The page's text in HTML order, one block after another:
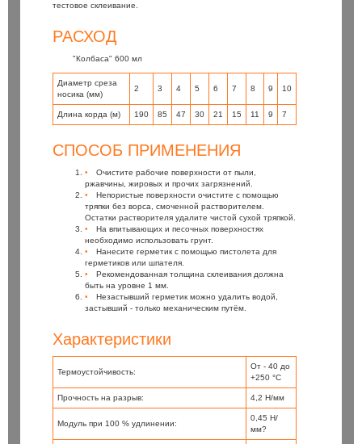
тестовое склеивание.
РАСХОД
"Колбаса" 600 мл
Диаметр среза
носика (мм)
2 3 4 5 6 7 8 9 10
Длина корда (м) 190 85 47 30 21 15 11 9 7
СПОСОБ ПРИМЕНЕНИЯ
Очистите рабочие поверхности от пыли,
ржавчины, жировых и прочих загрязнений.
Непористые поверхности очистите с помощью
тряпки без ворса, смоченной растворителем.
Остатки растворителя удалите чистой сухой тряпкой.
На впитывающих и песочных поверхностях
необходимо использовать грунт.
Нанесите герметик с помощью пистолета для
герметиков или шпателя.
Рекомендованная толщина склеивания должна
быть на уровне 1 мм.
Незастывший герметик можно удалить водой,
застывший - только механическим путём.
Характеристики
Термоустойчивость:
От - 40 до
+250 °C
Прочность на разрыв: 4,2 Н/мм
Модуль при 100 % удлинении:
0,45 Н/
мм?